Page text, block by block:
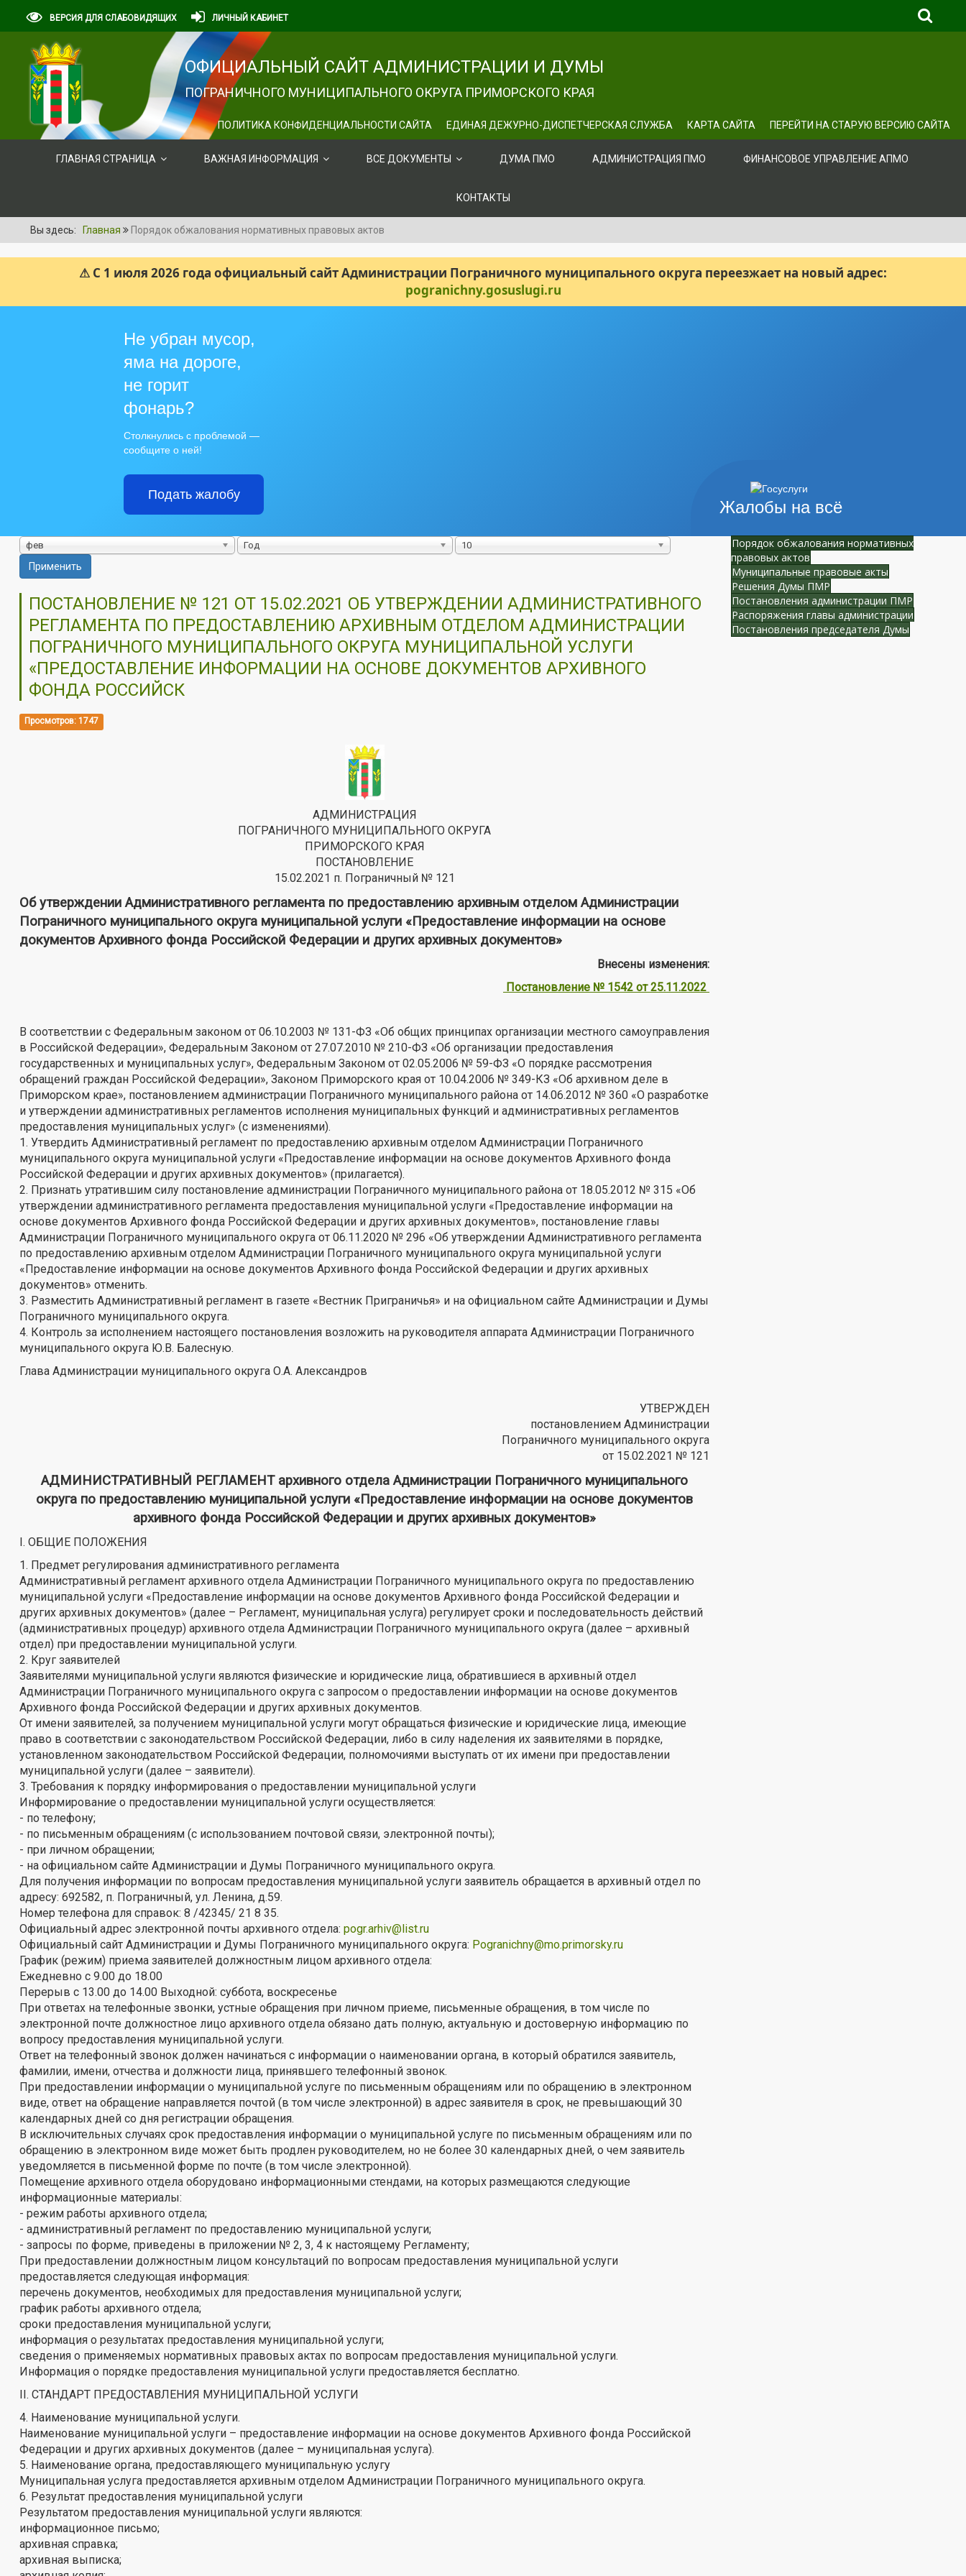
ВЕРСИЯ ДЛЯ СЛАБОВИДЯЩИХ ЛИЧНЫЙ КАБИНЕТ
ОФИЦИАЛЬНЫЙ САЙТ АДМИНИСТРАЦИИ И ДУМЫ
ПОГРАНИЧНОГО МУНИЦИПАЛЬНОГО ОКРУГА ПРИМОРСКОГО КРАЯ
ПОЛИТИКА КОНФИДЕНЦИАЛЬНОСТИ САЙТА ЕДИНАЯ ДЕЖУРНО-ДИСПЕТЧЕРСКАЯ СЛУЖБА КАРТА САЙТА ПЕРЕЙТИ НА СТАРУЮ ВЕРСИЮ САЙТА
ГЛАВНАЯ СТРАНИЦА ВАЖНАЯ ИНФОРМАЦИЯ ВСЕ ДОКУМЕНТЫ ДУМА ПМО АДМИНИСТРАЦИЯ ПМО ФИНАНСОВОЕ УПРАВЛЕНИЕ АПМО
КОНТАКТЫ
Вы здесь: Главная Порядок обжалования нормативных правовых актов
⚠ С 1 июля 2026 года официальный сайт Администрации Пограничного муниципального округа переезжает на новый адрес:
pogranichny.gosuslugi.ru
Жалобы на всё
Не убран мусор,
яма на дороге,
не горит
фонарь?
Столкнулись с проблемой —
сообщите о ней!
Подать жалобу
фев Год 10
Применить
ПОСТАНОВЛЕНИЕ № 121 ОТ 15.02.2021 ОБ УТВЕРЖДЕНИИ АДМИНИСТРАТИВНОГО
РЕГЛАМЕНТА ПО ПРЕДОСТАВЛЕНИЮ АРХИВНЫМ ОТДЕЛОМ АДМИНИСТРАЦИИ
ПОГРАНИЧНОГО МУНИЦИПАЛЬНОГО ОКРУГА МУНИЦИПАЛЬНОЙ УСЛУГИ
«ПРЕДОСТАВЛЕНИЕ ИНФОРМАЦИИ НА ОСНОВЕ ДОКУМЕНТОВ АРХИВНОГО
ФОНДА РОССИЙСК
Просмотров: 1747
АДМИНИСТРАЦИЯ
ПОГРАНИЧНОГО МУНИЦИПАЛЬНОГО ОКРУГА
ПРИМОРСКОГО КРАЯ
ПОСТАНОВЛЕНИЕ
15.02.2021 п. Пограничный № 121
Об утверждении Административного регламента по предоставлению архивным отделом Администрации
Пограничного муниципального округа муниципальной услуги «Предоставление информации на основе
документов Архивного фонда Российской Федерации и других архивных документов»
Внесены изменения:
Постановление № 1542 от 25.11.2022
В соответствии с Федеральным законом от 06.10.2003 № 131-ФЗ «Об общих принципах организации местного самоуправления
в Российской Федерации», Федеральным Законом от 27.07.2010 № 210-ФЗ «Об организации предоставления
государственных и муниципальных услуг», Федеральным Законом от 02.05.2006 № 59-ФЗ «О порядке рассмотрения
обращений граждан Российской Федерации», Законом Приморского края от 10.04.2006 № 349-КЗ «Об архивном деле в
Приморском крае», постановлением администрации Пограничного муниципального района от 14.06.2012 № 360 «О разработке
и утверждении административных регламентов исполнения муниципальных функций и административных регламентов
предоставления муниципальных услуг» (с изменениями).
1. Утвердить Административный регламент по предоставлению архивным отделом Администрации Пограничного
муниципального округа муниципальной услуги «Предоставление информации на основе документов Архивного фонда
Российской Федерации и других архивных документов» (прилагается).
2. Признать утратившим силу постановление администрации Пограничного муниципального района от 18.05.2012 № 315 «Об
утверждении административного регламента предоставления муниципальной услуги «Предоставление информации на
основе документов Архивного фонда Российской Федерации и других архивных документов», постановление главы
Администрации Пограничного муниципального округа от 06.11.2020 № 296 «Об утверждении Административного регламента
по предоставлению архивным отделом Администрации Пограничного муниципального округа муниципальной услуги
«Предоставление информации на основе документов Архивного фонда Российской Федерации и других архивных
документов» отменить.
3. Разместить Административный регламент в газете «Вестник Приграничья» и на официальном сайте Администрации и Думы
Пограничного муниципального округа.
4. Контроль за исполнением настоящего постановления возложить на руководителя аппарата Администрации Пограничного
муниципального округа Ю.В. Балесную.
Глава Администрации муниципального округа О.А. Александров
УТВЕРЖДЕН
постановлением Администрации
Пограничного муниципального округа
от 15.02.2021 № 121
АДМИНИСТРАТИВНЫЙ РЕГЛАМЕНТ архивного отдела Администрации Пограничного муниципального
округа по предоставлению муниципальной услуги «Предоставление информации на основе документов
архивного фонда Российской Федерации и других архивных документов»
I. ОБЩИЕ ПОЛОЖЕНИЯ
1. Предмет регулирования административного регламента
Административный регламент архивного отдела Администрации Пограничного муниципального округа по предоставлению
муниципальной услуги «Предоставление информации на основе документов Архивного фонда Российской Федерации и
других архивных документов» (далее – Регламент, муниципальная услуга) регулирует сроки и последовательность действий
(административных процедур) архивного отдела Администрации Пограничного муниципального округа (далее – архивный
отдел) при предоставлении муниципальной услуги.
2. Круг заявителей
Заявителями муниципальной услуги являются физические и юридические лица, обратившиеся в архивный отдел
Администрации Пограничного муниципального округа с запросом о предоставлении информации на основе документов
Архивного фонда Российской Федерации и других архивных документов.
От имени заявителей, за получением муниципальной услуги могут обращаться физические и юридические лица, имеющие
право в соответствии с законодательством Российской Федерации, либо в силу наделения их заявителями в порядке,
установленном законодательством Российской Федерации, полномочиями выступать от их имени при предоставлении
муниципальной услуги (далее – заявители).
3. Требования к порядку информирования о предоставлении муниципальной услуги
Информирование о предоставлении муниципальной услуги осуществляется:
- по телефону;
- по письменным обращениям (с использованием почтовой связи, электронной почты);
- при личном обращении;
- на официальном сайте Администрации и Думы Пограничного муниципального округа.
Для получения информации по вопросам предоставления муниципальной услуги заявитель обращается в архивный отдел по
адресу: 692582, п. Пограничный, ул. Ленина, д.59.
Номер телефона для справок: 8 /42345/ 21 8 35.
Официальный адрес электронной почты архивного отдела: pogr.arhiv@list.ru
Официальный сайт Администрации и Думы Пограничного муниципального округа: Pogranichny@mo.primorsky.ru
График (режим) приема заявителей должностным лицом архивного отдела:
Ежедневно с 9.00 до 18.00
Перерыв с 13.00 до 14.00 Выходной: суббота, воскресенье
При ответах на телефонные звонки, устные обращения при личном приеме, письменные обращения, в том числе по
электронной почте должностное лицо архивного отдела обязано дать полную, актуальную и достоверную информацию по
вопросу предоставления муниципальной услуги.
Ответ на телефонный звонок должен начинаться с информации о наименовании органа, в который обратился заявитель,
фамилии, имени, отчества и должности лица, принявшего телефонный звонок.
При предоставлении информации о муниципальной услуге по письменным обращениям или по обращению в электронном
виде, ответ на обращение направляется почтой (в том числе электронной) в адрес заявителя в срок, не превышающий 30
календарных дней со дня регистрации обращения.
В исключительных случаях срок предоставления информации о муниципальной услуге по письменным обращениям или по
обращению в электронном виде может быть продлен руководителем, но не более 30 календарных дней, о чем заявитель
уведомляется в письменной форме по почте (в том числе электронной).
Помещение архивного отдела оборудовано информационными стендами, на которых размещаются следующие
информационные материалы:
- режим работы архивного отдела;
- административный регламент по предоставлению муниципальной услуги;
- запросы по форме, приведены в приложении № 2, 3, 4 к настоящему Регламенту;
При предоставлении должностным лицом консультаций по вопросам предоставления муниципальной услуги
предоставляется следующая информация:
перечень документов, необходимых для предоставления муниципальной услуги;
график работы архивного отдела;
сроки предоставления муниципальной услуги;
информация о результатах предоставления муниципальной услуги;
сведения о применяемых нормативных правовых актах по вопросам предоставления муниципальной услуги.
Информация о порядке предоставления муниципальной услуги предоставляется бесплатно.
II. СТАНДАРТ ПРЕДОСТАВЛЕНИЯ МУНИЦИПАЛЬНОЙ УСЛУГИ
4. Наименование муниципальной услуги.
Наименование муниципальной услуги – предоставление информации на основе документов Архивного фонда Российской
Федерации и других архивных документов (далее – муниципальная услуга).
5. Наименование органа, предоставляющего муниципальную услугу
Муниципальная услуга предоставляется архивным отделом Администрации Пограничного муниципального округа.
6. Результат предоставления муниципальной услуги
Результатом предоставления муниципальной услуги являются:
информационное письмо;
архивная справка;
архивная выписка;
Порядок обжалования нормативных
правовых актов
Муниципальные правовые акты
Решения Думы ПМР
Постановления администрации ПМР
Распоряжения главы администрации
Постановления председателя Думы